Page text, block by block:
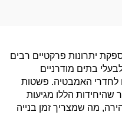
יתרונות פרקטיים רבים
בתים מודרניים
לחדרי האמבטיה. פשטות
שהיחידות הללו מגיעות
מה שמצריך זמן בנייה